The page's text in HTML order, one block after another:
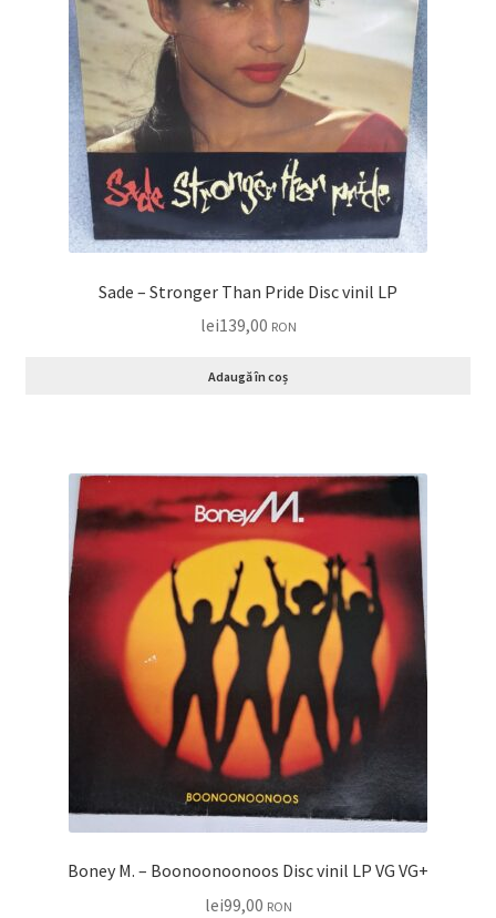
Sade – Stronger Than Pride Disc vinil LP
lei139,00 RON
Adaugă în coș
Boney M. – Boonoonoonoos Disc vinil LP VG VG+
lei99,00 RON